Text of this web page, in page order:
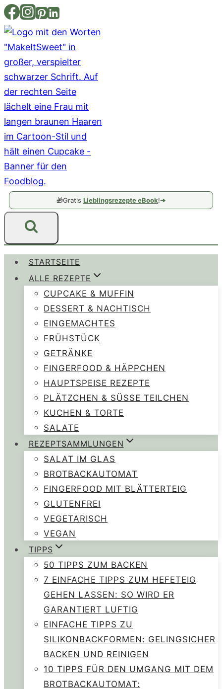
Zum
Inhalt
springen
🎁Gratis Lieblingsrezepte eBook!➔
STARTSEITE
ALLE REZEPTE
CUPCAKE & MUFFIN
DESSERT & NACHTISCH
EINGEMACHTES
FRÜHSTÜCK
GETRÄNKE
FINGERFOOD & HÄPPCHEN
HAUPTSPEISE REZEPTE
PLÄTZCHEN & SÜSSE TEILCHEN
KUCHEN & TORTE
SALATE
REZEPTSAMMLUNGEN
SALAT IM GLAS
BROTBACKAUTOMAT
FINGERFOOD MIT BLÄTTERTEIG
GLUTENFREI
VEGETARISCH
VEGAN
TIPPS
50 TIPPS ZUM BACKEN
7 EINFACHE TIPPS ZUM HEFETEIG
GEHEN LASSEN: SO WIRD ER
GARANTIERT LUFTIG
EINFACHE TIPPS ZU
SILIKONBACKFORMEN: GELINGSICHER
BACKEN UND REINIGEN
10 TIPPS FÜR DEN UMGANG MIT DEM
BROTBACKAUTOMAT: